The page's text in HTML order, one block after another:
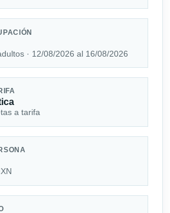
· 12/08/2026 al 16/08/2026
a tarifa